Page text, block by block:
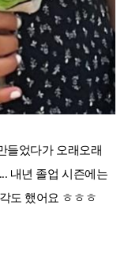
들었다가 오래오래
내년 졸업 시즌에는
도 했어요 ㅎㅎㅎ